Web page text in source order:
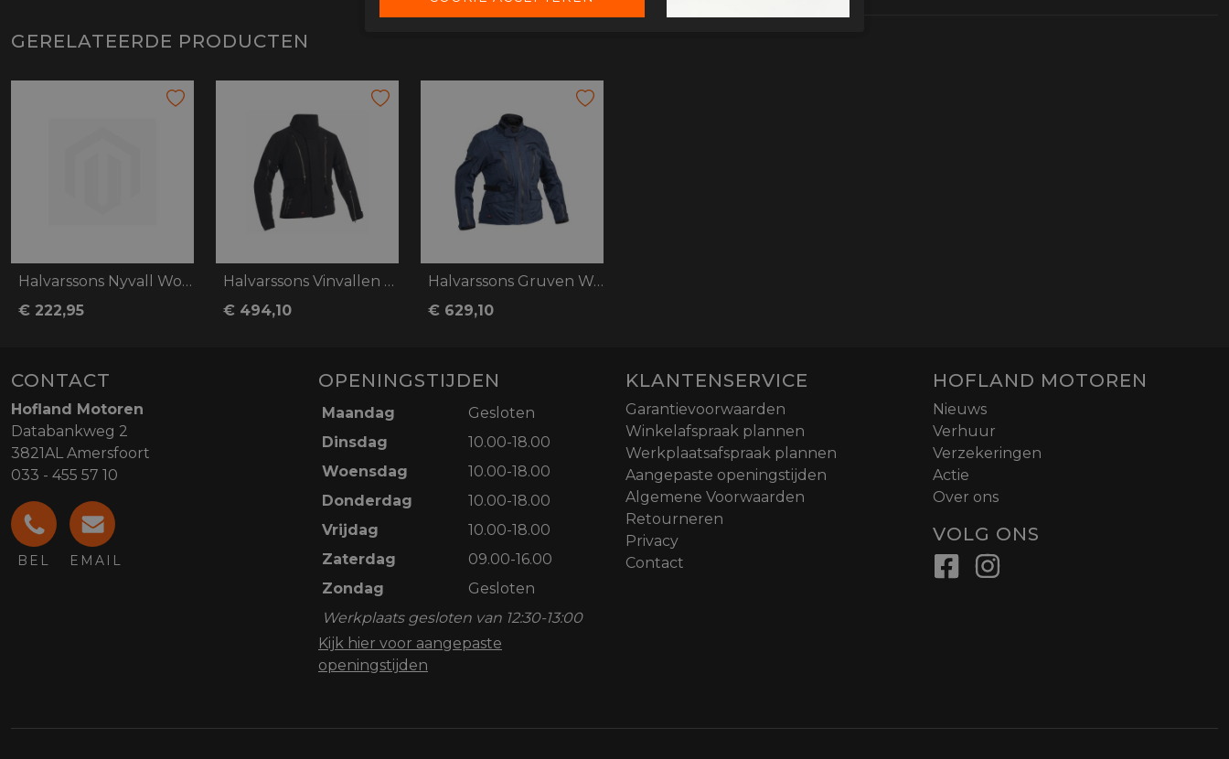
GERELATEERDE PRODUCTEN
Halvarssons Nyvall Woman
€ 222,95
Halvarssons Vinvallen Dames
€ 494,10
Halvarssons Gruven Woman
€ 629,10
CONTACT
Hofland Motoren
Databankweg 2
3821AL Amersfoort
033 - 455 57 10
BEL EMAIL
OPENINGSTIJDEN
Maandag
Gesloten
Dinsdag
10.00-18.00
Woensdag
10.00-18.00
Donderdag
10.00-18.00
Vrijdag
10.00-18.00
Zaterdag
09.00-16.00
Zondag
Gesloten
Werkplaats gesloten van 12:30-13:00
Kijk hier voor aangepaste
openingstijden
KLANTENSERVICE
Garantievoorwaarden
Winkelafspraak plannen
Werkplaatsafspraak plannen
Aangepaste openingstijden
Algemene Voorwaarden
Retourneren
Privacy
Contact
HOFLAND MOTOREN
Nieuws
Verhuur
Verzekeringen
Actie
Over ons
VOLG ONS